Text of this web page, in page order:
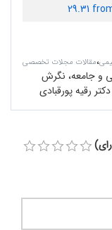
29.31
،مقالات مجلات تخصصی
و جامعه، نگرش
رقیه پورقبادی